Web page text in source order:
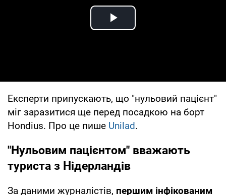
Play Video
Експерти припускають, що "нульовий пацієнт"
міг заразитися ще перед посадкою на борт
Hondius. Про це пише Unilad.
"Нульовим пацієнтом" вважають
туриста з Нідерландів
За даними журналістів, першим інфікованим